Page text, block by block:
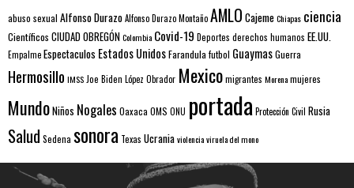
abuso sexual Alfonso DurazoAlfonso Durazo MontañoAMLO CajemeChiapas ciencia
Científicos CIUDAD OBREGÓNColombia Covid-19 Deportes derechos humanos EE.UU.
EmpalmeEspectaculos Estados UnidosFarandula futbol GuaymasGuerra
Hermosillo IMSS Joe Biden López Obrador Mexicomigrantes Morenamujeres
MundoNiños Nogales Oaxaca OMS ONU portada Protección Civil Rusia
Salud Sedena sonora Texas Ucraniaviolenciaviruela del mono